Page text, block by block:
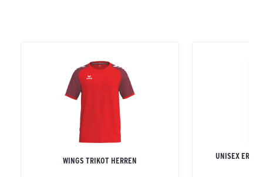
WINGS TRIKOT HERREN
UNISEX